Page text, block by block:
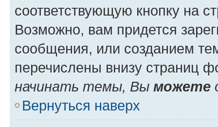
соответствующую кнопку на
Возможно, вам придется
сообщения, или созданием
перечислены внизу страниц
начинать темы, Вы можете
Вернуться наверх